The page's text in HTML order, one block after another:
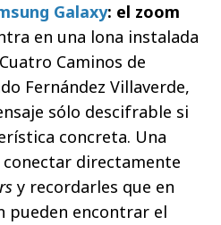
Galaxy: el zoom
en una lona instalada
Caminos de
Fernández Villaverde,
sólo descifrable si
concreta. Una
directamente
y recordarles que en
pueden encontrar el